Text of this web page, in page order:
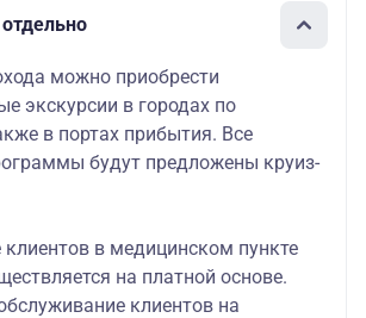
можно приобрести
экскурсии в городах по
в портах прибытия. Все
будут предложены круиз-
в медицинском пункте
на платной основе.
клиентов на